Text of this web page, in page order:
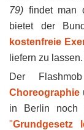
79) findet man
bietet der
kostenfreie
liefern zu lassen.
Der
Choreographie
in Berlin noch
"Grundgesetz